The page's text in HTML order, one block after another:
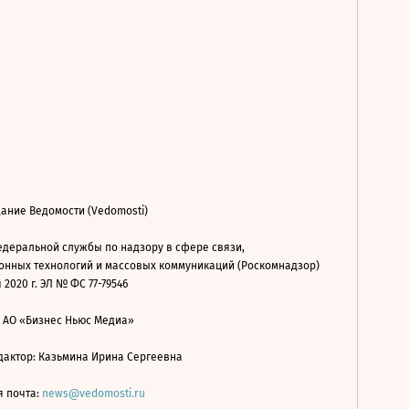
Ведомости (Vedomosti)
службы по надзору в сфере связи,
технологий и массовых коммуникаций (Роскомнадзор)
2020 г. ЭЛ № ФС 77-79546
АО «Бизнес Ньюс Медиа»
Казьмина Ирина Сергеевна
почта: news@vedomosti.ru